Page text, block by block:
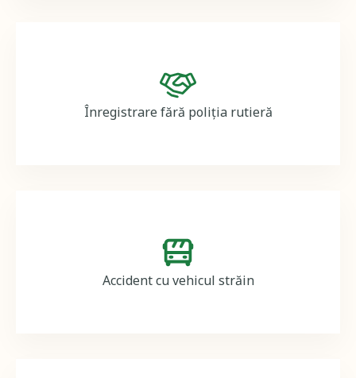
Image
Înregistrare fără poliția rutieră
Image
Accident cu vehicul străin